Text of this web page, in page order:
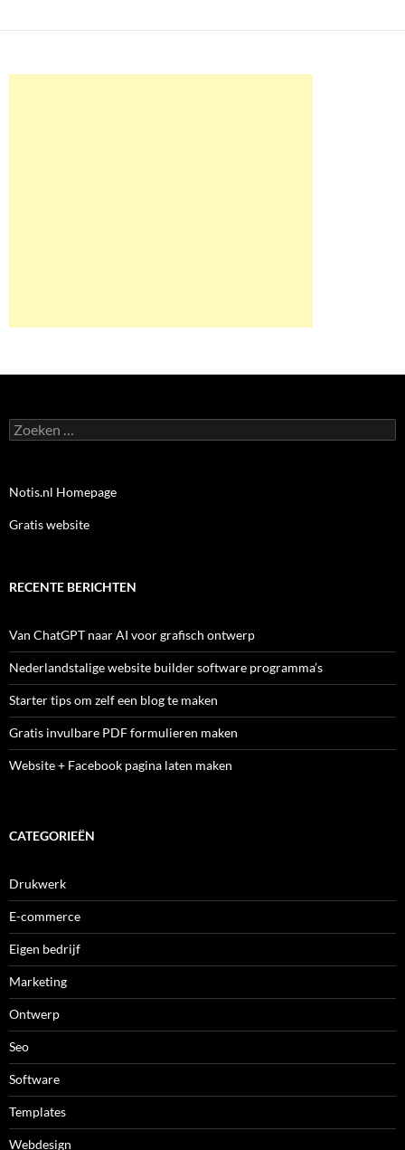
Zoeken
naar:
Notis.nl Homepage
Gratis website
RECENTE BERICHTEN
Van ChatGPT naar AI voor grafisch ontwerp
Nederlandstalige website builder software programma’s
Starter tips om zelf een blog te maken
Gratis invulbare PDF formulieren maken
Website + Facebook pagina laten maken
CATEGORIEËN
Drukwerk
E-commerce
Eigen bedrijf
Marketing
Ontwerp
Seo
Software
Templates
Webdesign